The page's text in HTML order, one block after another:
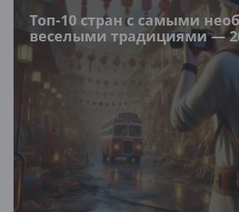
Топ-10 стран с самыми
веселыми традициями —